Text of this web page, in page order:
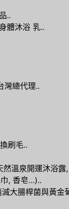
..
體沐浴 乳..
灣總代理..
刷毛..
溫泉開運沐浴露
, 香皂…)..
大腸桿菌與黃金